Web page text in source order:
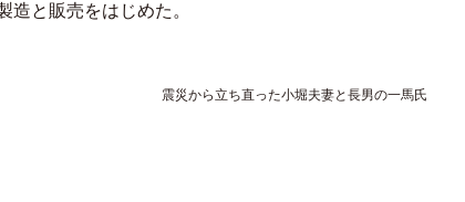
造と販売をはじめた。
震災から立ち直った小堀夫妻と長男の一馬氏